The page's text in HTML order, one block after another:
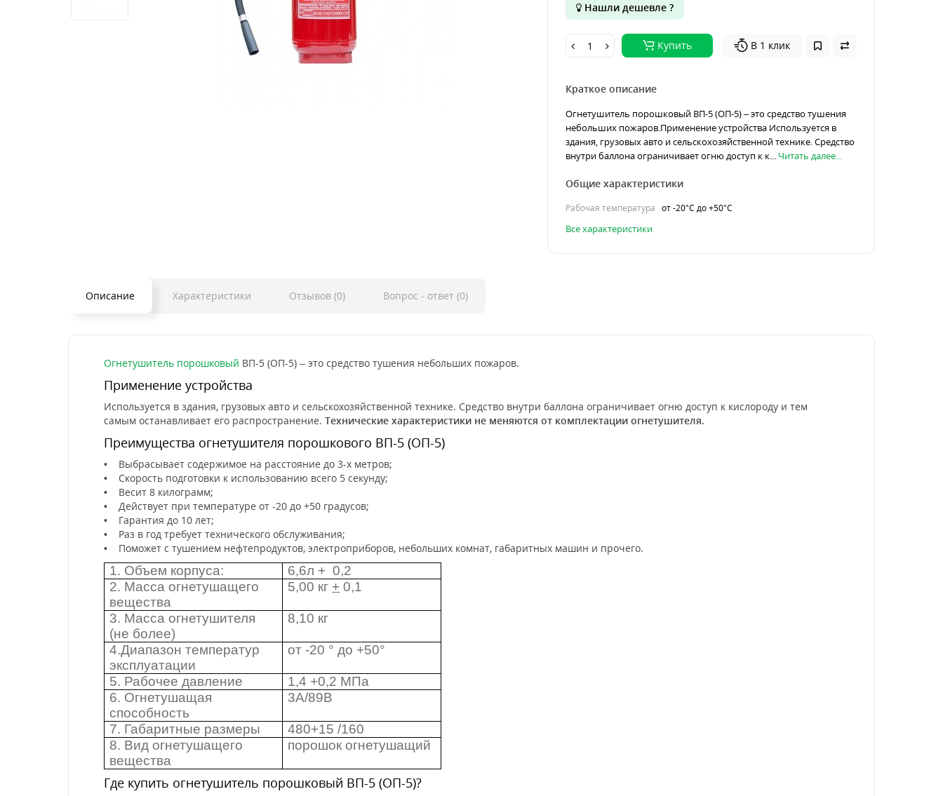
Нашли дешевле ?
Купить В 1 клик
Краткое описание
Огнетушитель порошковый ВП-5 (ОП-5) – это средство тушения
небольших пожаров.Применение устройства Используется в
здания, грузовых авто и сельскохозяйственной технике. Средство
внутри баллона ограничивает огню доступ к к... Читать далее...
Общие характеристики
Рабочая температура от -20°C до +50°C
Все характеристики
Описание Характеристики Отзывов (0) Вопрос - ответ (0)
Огнетушитель порошковый ВП-5 (ОП-5) – это средство тушения небольших пожаров.
Применение устройства
Используется в здания, грузовых авто и сельскохозяйственной технике. Средство внутри баллона ограничивает огню доступ к кислороду и тем
самым останавливает его распространение. Технические характеристики не меняются от комплектации огнетушителя.
Преимущества огнетушителя порошкового ВП-5 (ОП-5)
• Выбрасывает содержимое на расстояние до 3-х метров;
• Скорость подготовки к использованию всего 5 секунду;
• Весит 8 килограмм;
• Действует при температуре от -20 до +50 градусов;
• Гарантия до 10 лет;
• Раз в год требует технического обслуживания;
• Поможет с тушением нефтепродуктов, электроприборов, небольших комнат, габаритных машин и прочего.
1. Объем корпуса:
6,6л + 0,2
2. Масса огнетушащего
вещества
5,00 кг + 0,1
3. Масса огнетушителя
(не более)
8,10 кг
4.Диапазон температур
эксплуатации
от -20 ° до +50°
5. Рабочее давление
1,4 +0,2 МПа
6. Огнетушащая
способность
3А/89В
7. Габаритные размеры
480+15 /160
8. Вид огнетушащего
вещества
порошок огнетушащий
Где купить огнетушитель порошковый ВП-5 (ОП-5)?